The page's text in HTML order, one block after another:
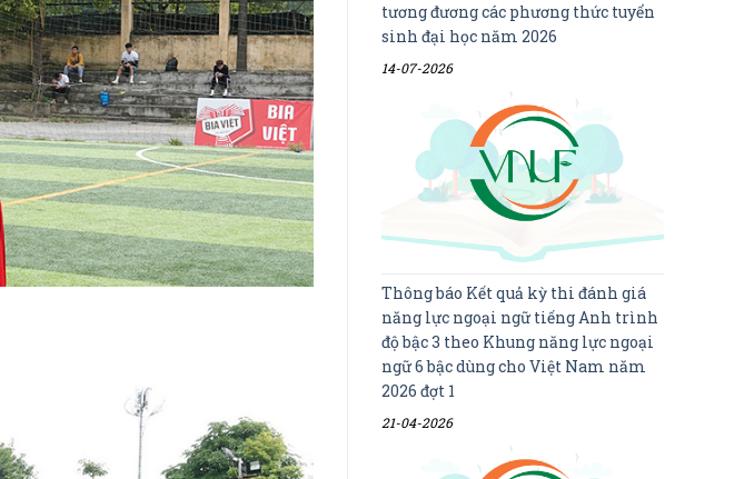
tương đương các phương thức tuyển
sinh đại học năm 2026
14-07-2026
Thông báo Kết quả kỳ thi đánh giá
năng lực ngoại ngữ tiếng Anh trình
độ bậc 3 theo Khung năng lực ngoại
ngữ 6 bậc dùng cho Việt Nam năm
2026 đợt 1
21-04-2026